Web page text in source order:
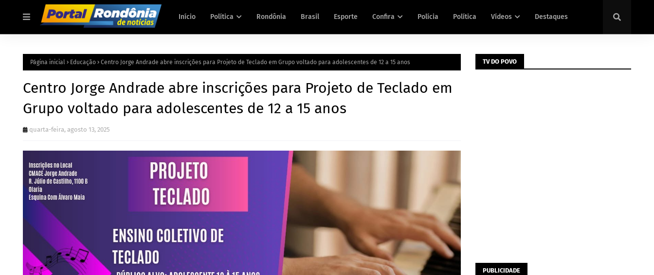
Início Política Rondônia Brasil Esporte Confira Polícia Política Vídeos Destaques
Página inicial Educação Centro Jorge Andrade abre inscrições para Projeto de Teclado em Grupo voltado para adolescentes de 12 a 15 anos
Centro Jorge Andrade abre inscrições para Projeto de Teclado em
Grupo voltado para adolescentes de 12 a 15 anos
quarta-feira, agosto 13, 2025
TV DO POVO
PUBLICIDADE